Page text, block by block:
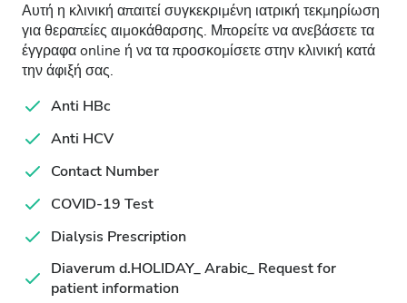
Αυτή η κλινική απαιτεί συγκεκριμένη ιατρική τεκμηρίωση
για θεραπείες αιμοκάθαρσης. Μπορείτε να ανεβάσετε τα
έγγραφα online ή να τα προσκομίσετε στην κλινική κατά
την άφιξή σας.
Anti HBc
Anti HCV
Contact Number
COVID-19 Test
Dialysis Prescription
Diaverum d.HOLIDAY_ Arabic_ Request for
patient information